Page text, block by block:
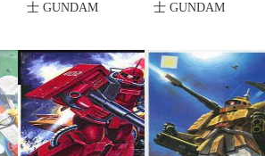
士 GUNDAM
NO.028 RX-
77-4
GUNCANNON-
II(不挑盒況)
(售完缺貨...
售價:0
士 GUNDAM
NO.031
MSN-02
PERFECT
ZEONG(不挑
盒況)(售完缺
貨...